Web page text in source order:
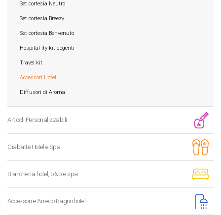
Set cortesia Neutro
Set cortesia Breezy
Set cortesia Benvenuto
Hospital-ity kit degenti
Travel kit
Accessori Hotel
Diffusori di Aroma
Articoli Personalizzabili
Ciabatte Hotel e Spa
Biancheria hotel, b&b e spa
Accessori e Arredo Bagno hotel